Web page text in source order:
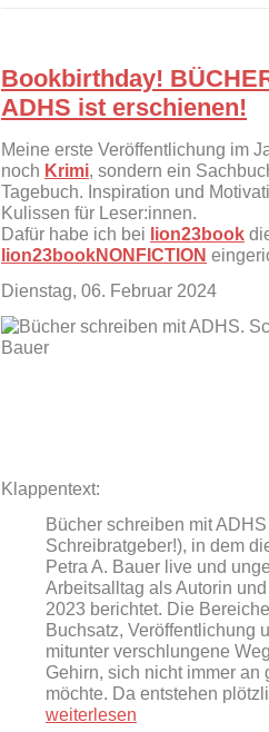
Bookbirthday!
ADHS ist erschienen!
Meine erste Veröffentlichung im
noch Krimi, sondern ein
Tagebuch. Inspiration und
Kulissen für Leser:innen.
Dafür habe ich bei lion23book
lion23bookNONFICTION
Dienstag, 06. Februar 2024
Klappentext:
Bücher schreiben mit
Schreibratgeber!), in dem
Petra A. Bauer live und
Arbeitsalltag als Autorin
2023 berichtet. Die
Buchsatz, Veröffentlichung
mitunter verschlungene
Gehirn, sich nicht immer
möchte. Da entstehen
weiterlesen